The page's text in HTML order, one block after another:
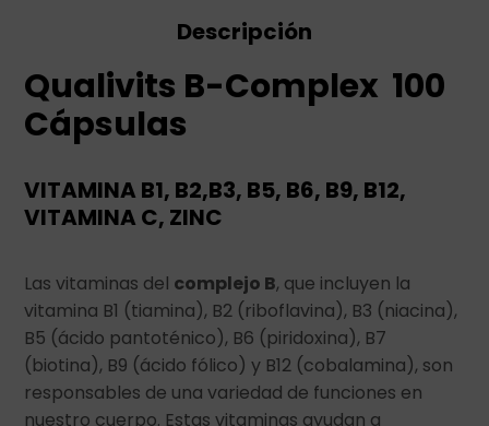
Descripción
Qualivits B-Complex 100
Cápsulas
VITAMINA B1, B2,B3, B5, B6, B9, B12,
VITAMINA C, ZINC
Las vitaminas del complejo B, que incluyen la
vitamina B1 (tiamina), B2 (riboflavina), B3 (niacina),
B5 (ácido pantoténico), B6 (piridoxina), B7
(biotina), B9 (ácido fólico) y B12 (cobalamina), son
responsables de una variedad de funciones en
nuestro cuerpo. Estas vitaminas ayudan a